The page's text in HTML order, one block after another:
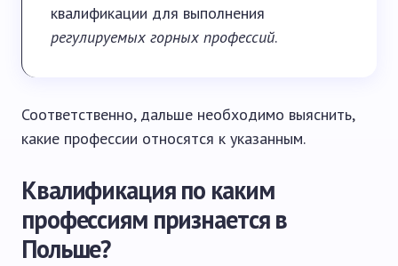
квалификации для выполнения
регулируемых горных профессий.
Соответственно, дальше необходимо выяснить,
какие профессии относятся к указанным.
Квалификация по каким
профессиям признается в
Польше?